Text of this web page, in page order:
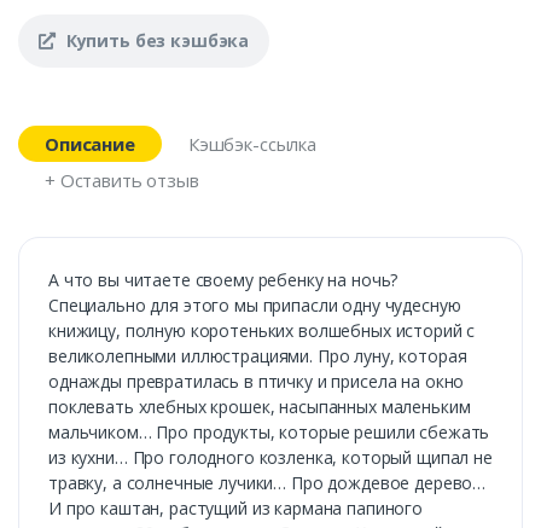
Купить без кэшбэка
Описание
Кэшбэк-ссылка
+ Оставить отзыв
А что вы читаете своему ребенку на ночь?
Специально для этого мы припасли одну чудесную
книжицу, полную коротеньких волшебных историй с
великолепными иллюстрациями. Про луну, которая
однажды превратилась в птичку и присела на окно
поклевать хлебных крошек, насыпанных маленьким
мальчиком… Про продукты, которые решили сбежать
из кухни… Про голодного козленка, который щипал не
травку, а солнечные лучики… Про дождевое дерево…
И про каштан, растущий из кармана папиного